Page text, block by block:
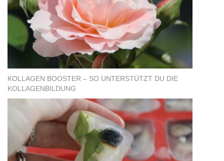
KOLLAGEN BOOSTER – SO UNTERSTÜTZT DU DIE
KOLLAGENBILDUNG